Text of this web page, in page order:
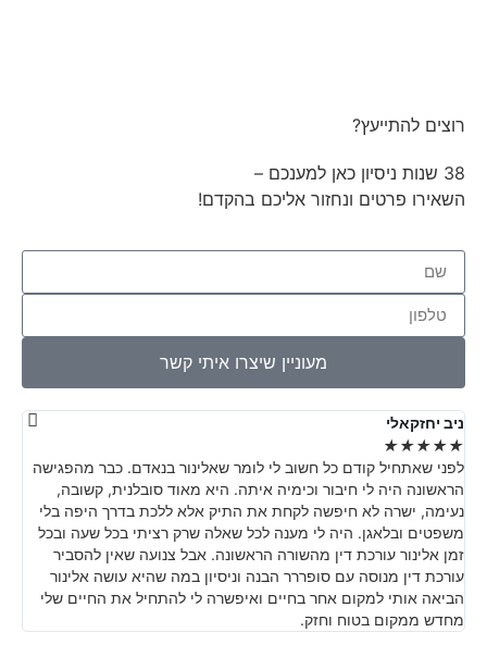
רוצים להתייעץ?
38 שנות ניסיון כאן למענכם –
השאירו פרטים ונחזור אליכם בהקדם!
מעוניין שיצרו איתי קשר
ניב יחזקאלי
★
★
★
★
★
לפני שאתחיל קודם כל חשוב לי לומר שאלינור בנאדם. כבר מהפגישה
הראשונה היה לי חיבור וכימיה איתה. היא מאוד סובלנית, קשובה,
נעימה, ישרה לא חיפשה לקחת את התיק אלא ללכת בדרך היפה בלי
משפטים ובלאגן. היה לי מענה לכל שאלה שרק רציתי בכל שעה ובכל
זמן אלינור עורכת דין מהשורה הראשונה. אבל צנועה שאין להסביר
עורכת דין מנוסה עם סופררר הבנה וניסיון במה שהיא עושה אלינור
הביאה אותי למקום אחר בחיים ואיפשרה לי להתחיל את החיים שלי
מחדש ממקום בטוח וחזק.